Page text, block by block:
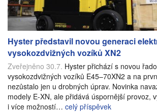
Hyster představil novou generaci
vysokozdvižných vozíků XN2
Zveřejněno 30.7. Hyster přichází s novou
vysokozdvižných vozíků E45–70XN2 a na
nezůstalo jen u drobných úprav. Novinka
modely E-XN, ale přidává úspornější provoz,
i více možností… celý příspěvek